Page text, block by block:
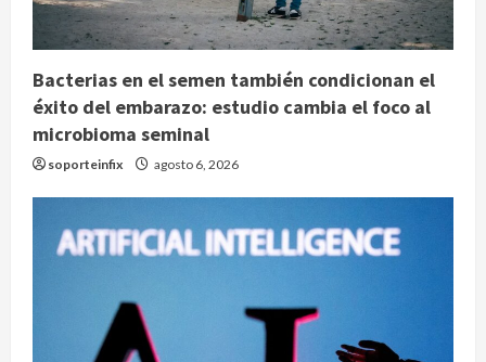
Bacterias en el semen también condicionan el
éxito del embarazo: estudio cambia el foco al
microbioma seminal
soporteinfix agosto 6, 2026